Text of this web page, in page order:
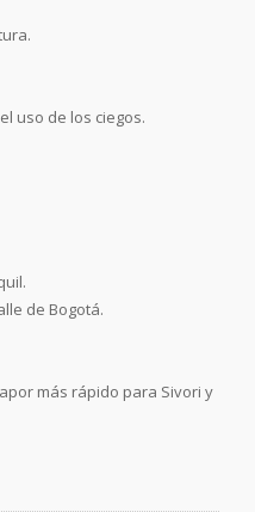
uso de los ciegos.
de Bogotá.
más rápido para Sivori y